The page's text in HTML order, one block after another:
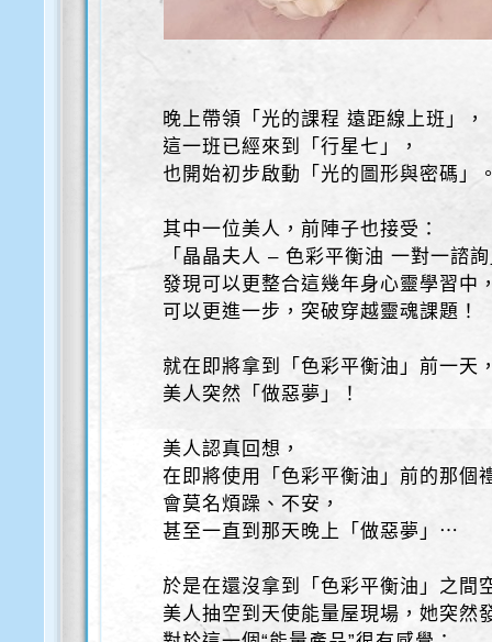
晚上帶領「光的課程 遠距線上班」，
這一班已經來到「行星七」，
也開始初步啟動「光的圖形與密碼」
其中一位美人，前陣子也接受：
「晶晶夫人 – 色彩平衡油 一對一諮
發現可以更整合這幾年身心靈學習中
可以更進一步，突破穿越靈魂課題！
就在即將拿到「色彩平衡油」前一天
美人突然「做惡夢」！
美人認真回想，
在即將使用「色彩平衡油」前的那個
會莫名煩躁、不安，
甚至一直到那天晚上「做惡夢」⋯
於是在還沒拿到「色彩平衡油」之間
美人抽空到天使能量屋現場，她突然